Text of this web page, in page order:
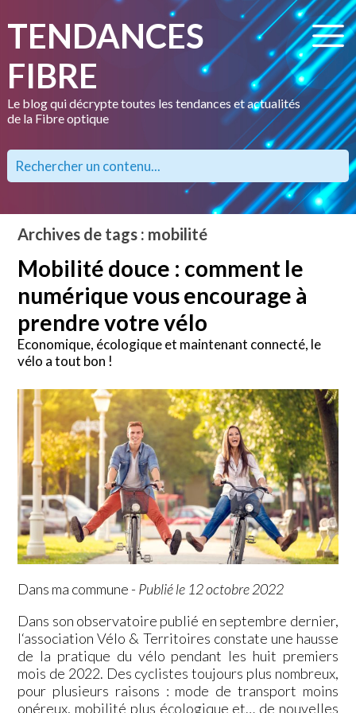
TENDANCES
FIBRE
Le blog qui décrypte toutes les tendances et actualités
de la Fibre optique
Archives de tags : mobilité
Mobilité douce : comment le
numérique vous encourage à
prendre votre vélo
Economique, écologique et maintenant connecté, le
vélo a tout bon !
Dans ma commune - Publié le 12 octobre 2022
Dans son observatoire publié en septembre dernier,
l‘association Vélo & Territoires constate une hausse
de la pratique du vélo pendant les huit premiers
mois de 2022. Des cyclistes toujours plus nombreux,
pour plusieurs raisons : mode de transport moins
onéreux, mobilité plus écologique et… de nouvelles